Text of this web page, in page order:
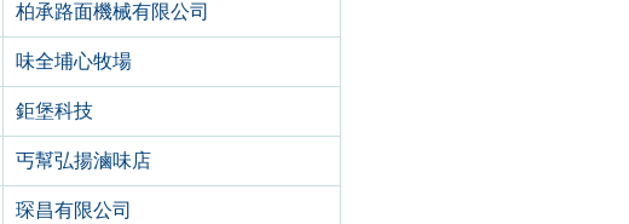
柏承路面機械有限公司
味全埔心牧場
鉅堡科技
丐幫弘揚滷味店
琛昌有限公司